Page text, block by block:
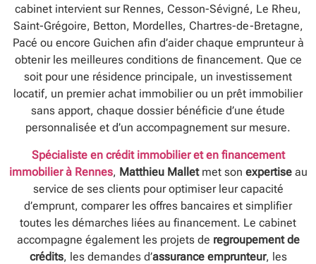
cabinet intervient sur Rennes, Cesson-Sévigné, Le Rheu,
Saint-Grégoire, Betton, Mordelles, Chartres-de-Bretagne,
Pacé ou encore Guichen afin d’aider chaque emprunteur à
obtenir les meilleures conditions de financement. Que ce
soit pour une résidence principale, un investissement
locatif, un premier achat immobilier ou un prêt immobilier
sans apport, chaque dossier bénéficie d’une étude
personnalisée et d’un accompagnement sur mesure.
Spécialiste en crédit immobilier et en financement
immobilier à Rennes, Matthieu Malletmet son expertise au
service de ses clients pour optimiser leur capacité
d’emprunt, comparer les offres bancaires et simplifier
toutes les démarches liées au financement. Le cabinet
accompagne également les projets de regroupement de
crédits, les demandes d’assurance emprunteur, les